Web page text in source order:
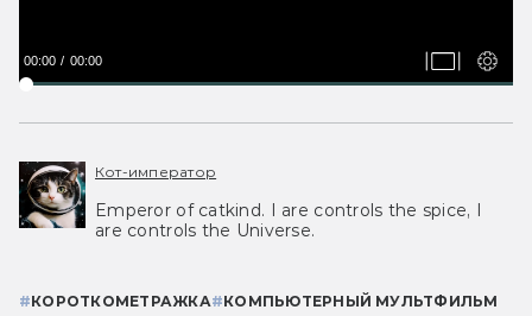
00:00 00:00
Кот-император
Emperor of catkind. I are controls the spice, I
are controls the Universe.
#КОРОТКОМЕТРАЖКА#КОМПЬЮТЕРНЫЙ МУЛЬТФИЛЬМ